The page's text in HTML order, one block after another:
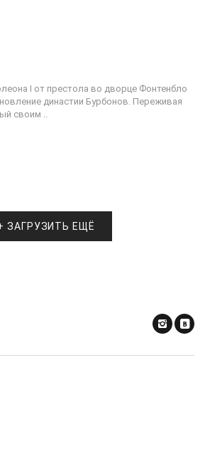
I от престола во дворце Фонтенбло
династии Бурбонов. Переживая
своим ..
ЗАГРУЗИТЬ ЕЩЁ